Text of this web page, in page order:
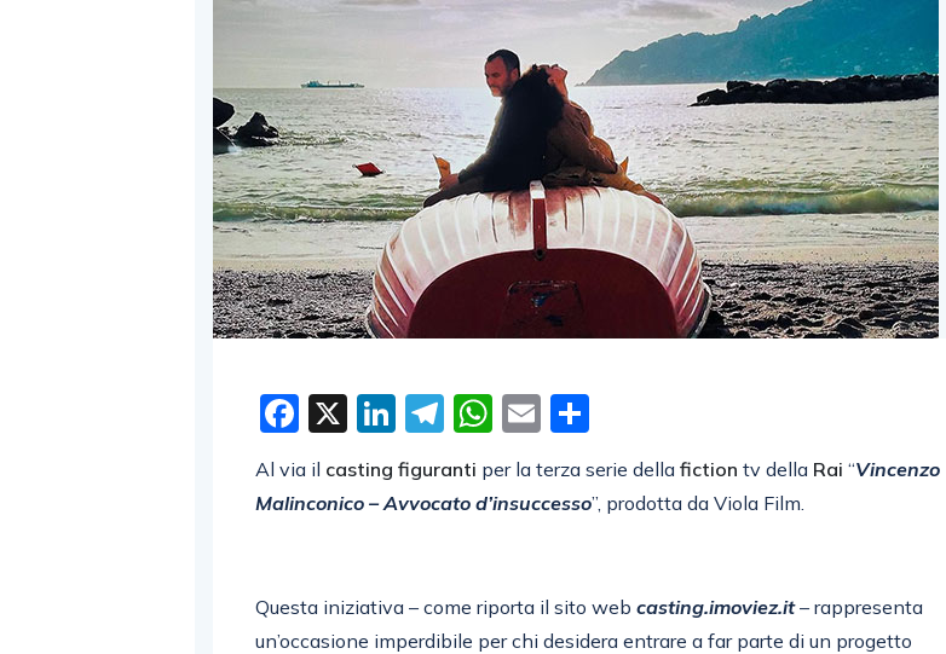
Facebook
X LinkedIn
Telegram
WhatsApp
Email
Al via il casting figuranti per la terza serie dellafiction tv della Rai “Vincenzo
Malinconico – Avvocato d’insuccesso”, prodotta da Viola Film.
Questa iniziativa – come riporta il sito webcasting.imoviez.it– rappresenta
un’occasione imperdibile per chi desidera entrare a far parte di un progetto